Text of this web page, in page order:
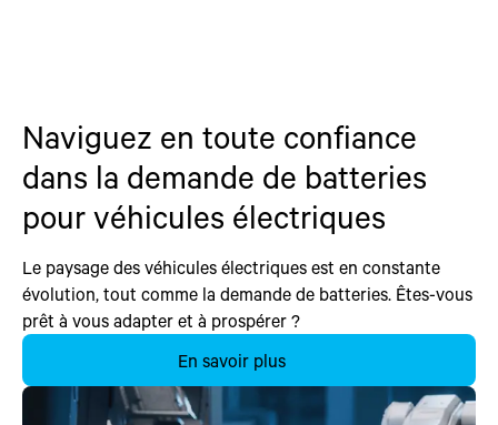
Naviguez en toute confiance
dans la demande de batteries
pour véhicules électriques
Le paysage des véhicules électriques est en constante
évolution, tout comme la demande de batteries. Êtes-vous
prêt à vous adapter et à prospérer ?
En savoir plus